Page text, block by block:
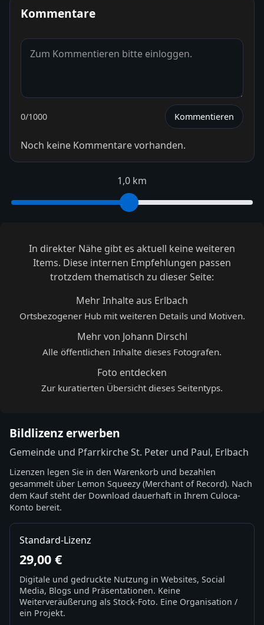
Kommentare
0/1000 Kommentieren
Noch keine Kommentare vorhanden.
1,0 km
In direkter Nähe gibt es aktuell keine weiteren
Items. Diese internen Empfehlungen passen
trotzdem thematisch zu dieser Seite:
Mehr Inhalte aus Erlbach
Ortsbezogener Hub mit weiteren Details und Motiven.
Mehr von Johann Dirschl
Alle öffentlichen Inhalte dieses Fotografen.
Foto entdecken
Zur kuratierten Übersicht dieses Seitentyps.
Bildlizenz erwerben
Gemeinde und Pfarrkirche St. Peter und Paul, Erlbach
Lizenzen legen Sie in den Warenkorb und bezahlen
gesammelt über Lemon Squeezy (Merchant of Record). Nach
dem Kauf steht der Download dauerhaft in Ihrem Culoca-
Konto bereit.
Standard-Lizenz
29,00 €
Digitale und gedruckte Nutzung in Websites, Social
Media, Blogs und Präsentationen. Keine
Weiterveräußerung als Stock-Foto. Eine Organisation /
ein Projekt.